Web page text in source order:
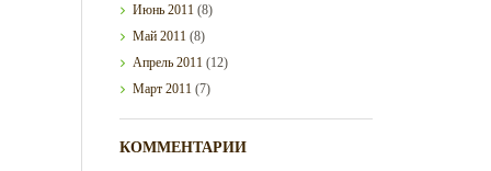
Июнь2011 (8)
Май2011 (8)
Апрель2011 (12)
Март2011 (7)
КОММЕНТАРИИ